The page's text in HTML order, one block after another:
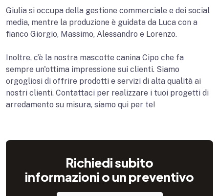
Giulia si occupa della gestione commerciale e dei social
media, mentre la produzione è guidata da Luca con a
fianco Giorgio, Massimo, Alessandro e Lorenzo.
Inoltre, c’è la nostra mascotte canina Cipo che fa
sempre un'ottima impressione sui clienti. Siamo
orgogliosi di offrire prodotti e servizi di alta qualità ai
nostri clienti. Contattaci per realizzare i tuoi progetti di
arredamento su misura, siamo qui per te!
Richiedi subito
informazioni o un preventivo